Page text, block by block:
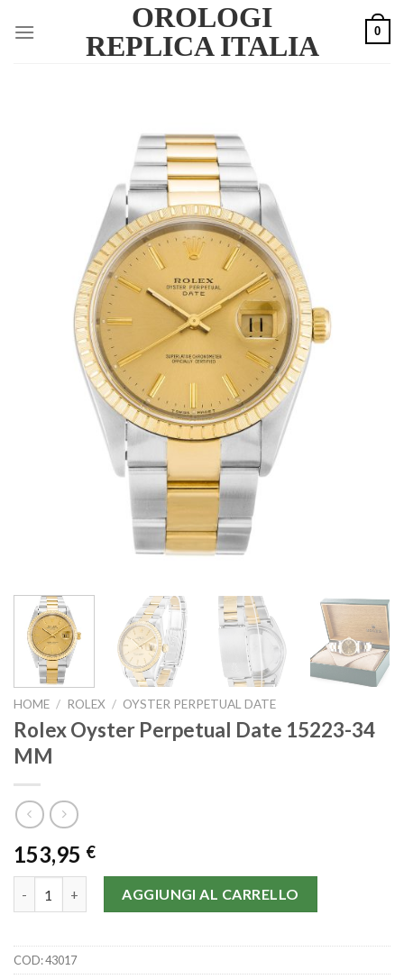
OROLOGI
REPLICA ITALIA
0
HOME / ROLEX / OYSTER PERPETUAL DATE
Rolex Oyster Perpetual Date 15223-34
MM
153,95 €
AGGIUNGI AL CARRELLO
COD:43017